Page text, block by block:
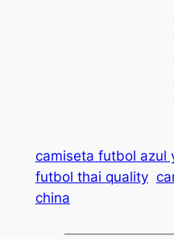
camiseta futbol azul
futbol thai quality
china